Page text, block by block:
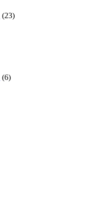
(23)
(6)